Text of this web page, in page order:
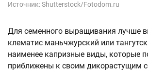
Источник:Shutterstock/Fotodom.ru
Для семенного выращивания лучше
клематис маньчжурский или
наименее капризные виды, которые
приближены к своим дикорастущим